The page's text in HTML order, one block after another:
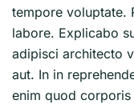
tempore voluptate.
labore. Explicabo
adipisci architecto
aut. In in
enim quod